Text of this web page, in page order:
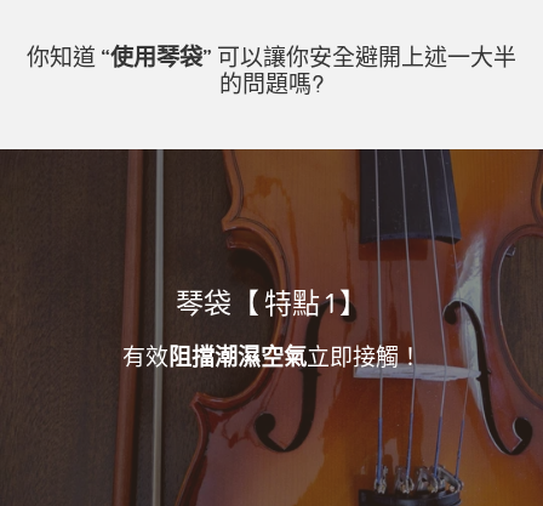
你知道 “使用琴袋” 可以讓你安全避開上述一大半
的問題嗎?
琴袋【 特點 1 】
有效阻擋潮濕空氣立即接觸！